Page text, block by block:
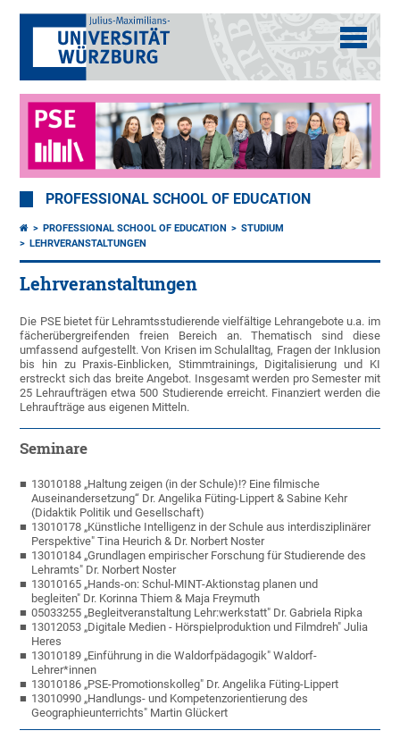
PROFESSIONAL SCHOOL OF EDUCATION
PROFESSIONAL SCHOOL OF EDUCATION
STUDIUM
LEHRVERANSTALTUNGEN
Lehrveranstaltungen
Die PSE bietet für Lehramtsstudierende vielfältige Lehrangebote u.a. im
fächerübergreifenden freien Bereich an. Thematisch sind diese
umfassend aufgestellt. Von Krisen im Schulalltag, Fragen der Inklusion
bis hin zu Praxis-Einblicken, Stimmtrainings, Digitalisierung und KI
erstreckt sich das breite Angebot. Insgesamt werden pro Semester mit
25 Lehraufträgen etwa 500 Studierende erreicht. Finanziert werden die
Lehraufträge aus eigenen Mitteln.
Seminare
13010188 „Haltung zeigen (in der Schule)!? Eine filmische
Auseinandersetzung“ Dr. Angelika Füting-Lippert & Sabine Kehr
(Didaktik Politik und Gesellschaft)
13010178 „Künstliche Intelligenz in der Schule aus interdisziplinärer
Perspektive"Tina Heurich & Dr. Norbert Noster
13010184 „Grundlagen empirischer Forschung für Studierende des
Lehramts" Dr. Norbert Noster
13010165 „Hands-on: Schul-MINT-Aktionstag planen und
begleiten" Dr. Korinna Thiem & Maja Freymuth
05033255„Begleitveranstaltung Lehr:werkstatt" Dr. Gabriela Ripka
13012053 „Digitale Medien - Hörspielproduktion und Filmdreh"Julia
Heres
13010189 „Einführung in die Waldorfpädagogik" Waldorf-
Lehrer*innen
13010186 „PSE-Promotionskolleg" Dr. Angelika Füting-Lippert
13010990 „Handlungs- und Kompetenzorientierung des
Geographieunterrichts" Martin Glückert